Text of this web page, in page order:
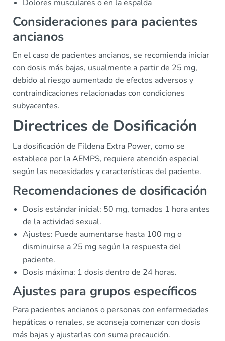
Dolores musculares o en la espalda
Consideraciones para pacientes
ancianos
En el caso de pacientes ancianos, se recomienda iniciar
con dosis más bajas, usualmente a partir de 25 mg,
debido al riesgo aumentado de efectos adversos y
contraindicaciones relacionadas con condiciones
subyacentes.
Directrices de Dosificación
La dosificación de Fildena Extra Power, como se
establece por la AEMPS, requiere atención especial
según las necesidades y características del paciente.
Recomendaciones de dosificación
Dosis estándar inicial: 50 mg, tomados 1 hora antes
de la actividad sexual.
Ajustes: Puede aumentarse hasta 100 mg o
disminuirse a 25 mg según la respuesta del
paciente.
Dosis máxima: 1 dosis dentro de 24 horas.
Ajustes para grupos específicos
Para pacientes ancianos o personas con enfermedades
hepáticas o renales, se aconseja comenzar con dosis
más bajas y ajustarlas con suma precaución.